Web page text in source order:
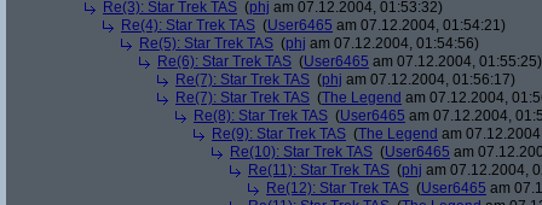
Re(3): Star Trek TAS (phj am 07.12.2004, 01:53:32)
Re(4): Star Trek TAS (User6465 am 07.12.2004, 01:54:21)
Re(5): Star Trek TAS (phj am 07.12.2004, 01:54:56)
Re(6): Star Trek TAS (User6465 am 07.12.2004, 01:55:25)
Re(7): Star Trek TAS (phj am 07.12.2004, 01:56:17)
Re(7): Star Trek TAS (The Legend am 07.12.2004,
Re(8): Star Trek TAS (User6465 am 07.12.2004,
Re(9): Star Trek TAS (The Legend am
Re(10): Star Trek TAS (User6465 am
Re(11): Star Trek TAS (phj am 07.12.2004,
Re(12): Star Trek TAS (User6465 am